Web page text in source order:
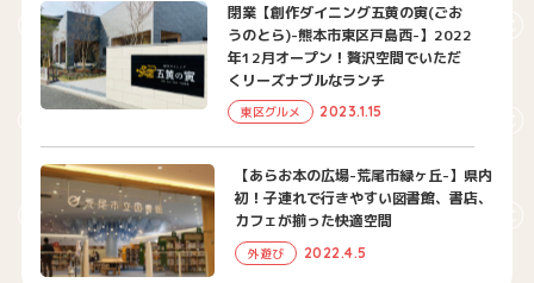
閉業【創作ダイニング五黄の寅(ごお
うのとら)-熊本市東区戸島西-】2022
年12月オープン！贅沢空間でいただ
くリーズナブルなランチ
東区グルメ 2023.1.15
【あらお本の広場-荒尾市緑ヶ丘-】県内
初！子連れで行きやすい図書館、書店、
カフェが揃った快適空間
外遊び 2022.4.5